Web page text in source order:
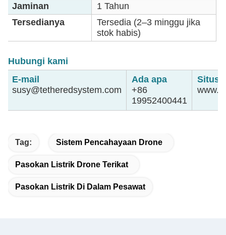
Jaminan
1 Tahun
Tersedianya
Tersedia (2–3 minggu jika
stok habis)
Hubungi kami
E-mail
susy@tetheredsystem.com
Ada apa
+86
19952400441
Situs
Tag: Sistem Pencahayaan Drone
Pasokan Listrik Drone Terikat
Pasokan Listrik Di Dalam Pesawat